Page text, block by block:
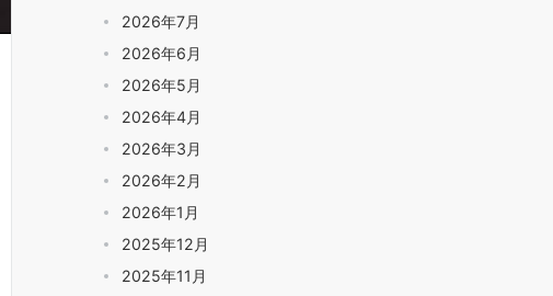
2026年7月
2026年6月
2026年5月
2026年4月
2026年3月
2026年2月
2026年1月
2025年12月
2025年11月